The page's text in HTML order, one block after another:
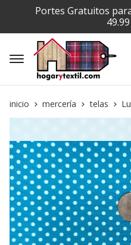
Portes Gratuitos
inicio mercería telas